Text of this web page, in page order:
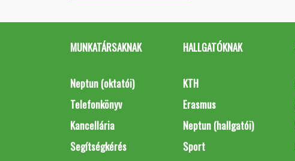
MUNKATÁRSAKNAK
Neptun (oktatói)
Telefonkönyv
Kancellária
Segítségkérés
HALLGATÓKNAK
KTH
Erasmus
Neptun (hallgatói)
Sport